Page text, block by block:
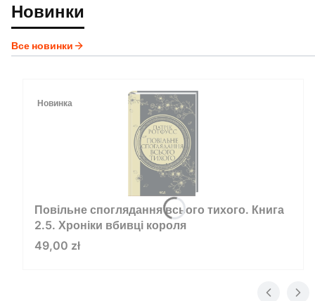
Новинки
Все новинки
Новинка
Повільне споглядання всього тихого. Книга
2.5. Хроніки вбивці короля
Цена
49,00 zł